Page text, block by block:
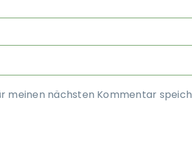
meinen nächsten Kommentar